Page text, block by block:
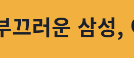
끄러운 삼성